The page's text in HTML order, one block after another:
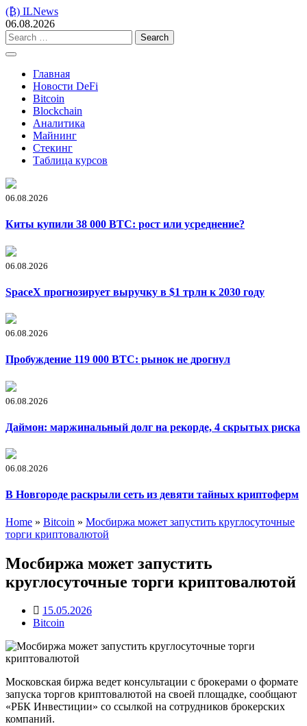
Skip
to
content
(₿) ILNews
06.08.2026
Search
for:
Главная
Новости DeFi
Bitcoin
Blockchain
Аналитика
Майнинг
Стекинг
Таблица курсов
06.08.2026
Киты купили 38 000 BTC: рост или усреднение?
06.08.2026
SpaceX прогнозирует выручку в $1 трлн к 2030 году
06.08.2026
Пробуждение 119 000 BTC: рынок не дрогнул
06.08.2026
Даймон: маржинальный долг на рекорде, 4 скрытых риска
06.08.2026
В Новгороде раскрыли сеть из девяти тайных криптоферм
Home » Bitcoin » Мосбиржа может запустить круглосуточные
торги криптовалютой
Мосбиржа может запустить
круглосуточные торги криптовалютой
15.05.2026
Bitcoin
Московская биржа ведет консультации с брокерами о формате
запуска торгов криптовалютой на своей площадке, сообщают
«РБК Инвестиции» со ссылкой на сотрудников брокерских
компаний.